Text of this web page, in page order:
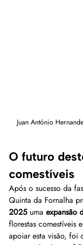
Juan António
O futuro
comestíveis
Após o sucesso da
Quinta da Fornalha
2025 uma expansão
florestas comestíveis
apoiar esta visão, foi